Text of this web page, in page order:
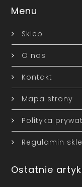
Menu
Sklep
O nas
Kontakt
Mapa strony
Polityka
Regulamin
Ostatnie